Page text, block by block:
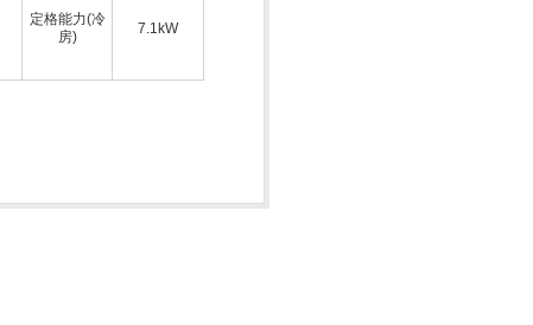
定格能力(冷
房)
7.1kW